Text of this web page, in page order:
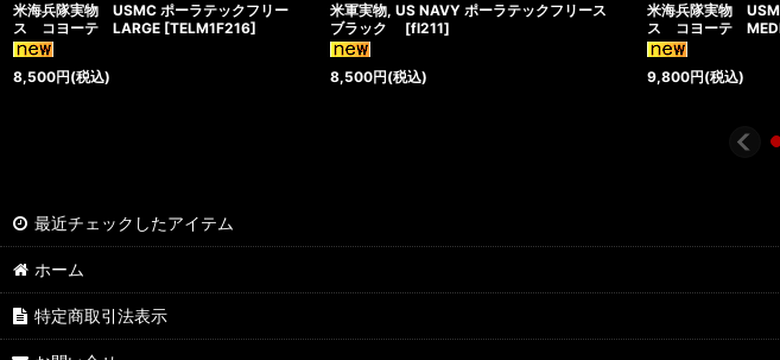
米海兵隊実物 USMC ポーラテックフリー
ス コヨーテ LARGE [TELM1F216]
8,500円(税込)
米軍実物, US NAVY ポーラテックフリース
ブラック
[fl211]
8,500円(税込)
米海兵隊実物
ス コヨーテ
9,800円(税込)
最近チェックしたアイテム
ホーム
特定商取引法表示